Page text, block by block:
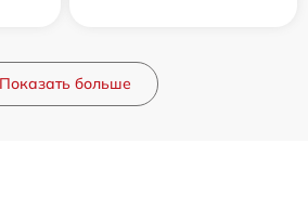
Показать больше